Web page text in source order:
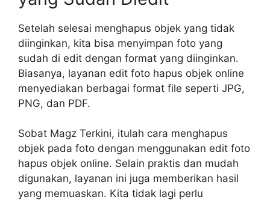
Setelah selesai menghapus objek yang tidak
diinginkan, kita bisa menyimpan foto yang
sudah di edit dengan format yang diinginkan.
Biasanya, layanan edit foto hapus objek online
menyediakan berbagai format file seperti JPG,
PNG, dan PDF.
Sobat Magz Terkini, itulah cara menghapus
objek pada foto dengan menggunakan edit foto
hapus objek online. Selain praktis dan mudah
digunakan, layanan ini juga memberikan hasil
yang memuaskan. Kita tidak lagi perlu